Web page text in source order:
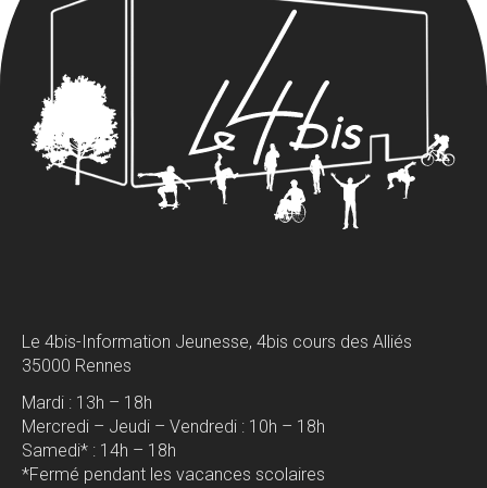
Le 4bis-Information Jeunesse, 4bis cours des Alliés
35000 Rennes
Mardi : 13h – 18h
Mercredi – Jeudi – Vendredi : 10h – 18h
Samedi* : 14h – 18h
*Fermé pendant les vacances scolaires